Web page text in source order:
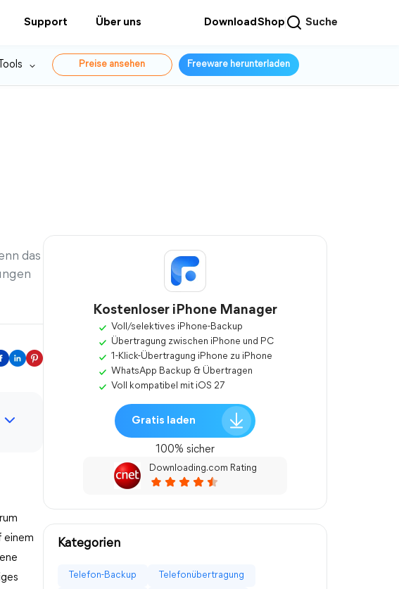
Support Über uns DownloadShop Suche
Preise ansehen Freeware herunterladen
das
einem
Kostenloser iPhone Manager
Voll/selektives iPhone-Backup
Übertragung zwischen iPhone und PC
1-Klick-Übertragung iPhone zu iPhone
WhatsApp Backup & Übertragen
Voll kompatibel mit iOS 27
Gratis laden
100% sicher
Downloading.com Rating
Kategorien
Telefon-Backup Telefonübertragung